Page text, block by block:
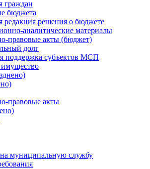
граждан
бюджета
редакция решения о бюджете
аналитические материалы
правовые акты (бюджет)
долг
поддержка субъектов МСП
правовые акты
муниципальную службу